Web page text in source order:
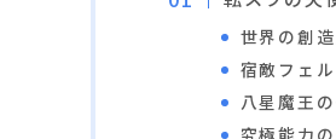
世界の創
宿敵フェ
八星魔王